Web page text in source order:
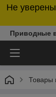
Не
Приводные
Товары